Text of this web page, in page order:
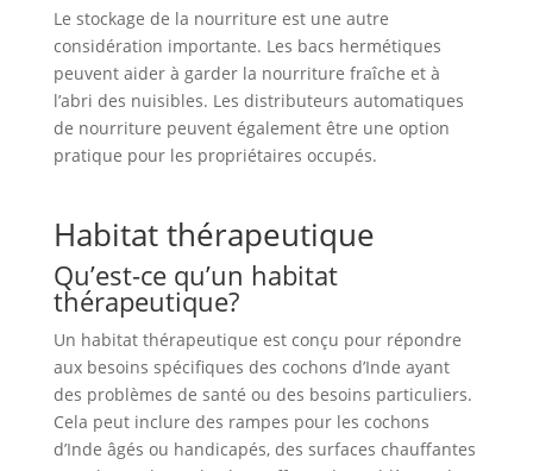
Le stockage de la nourriture est une autre
considération importante. Les bacs hermétiques
peuvent aider à garder la nourriture fraîche et à
l’abri des nuisibles. Les distributeurs automatiques
de nourriture peuvent également être une option
pratique pour les propriétaires occupés.
Habitat thérapeutique
Qu’est-ce qu’un habitat
thérapeutique?
Un habitat thérapeutique est conçu pour répondre
aux besoins spécifiques des cochons d’Inde ayant
des problèmes de santé ou des besoins particuliers.
Cela peut inclure des rampes pour les cochons
d’Inde âgés ou handicapés, des surfaces chauffantes